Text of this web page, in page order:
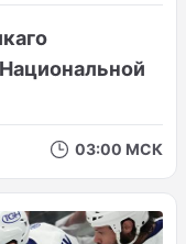
03:00 МСК